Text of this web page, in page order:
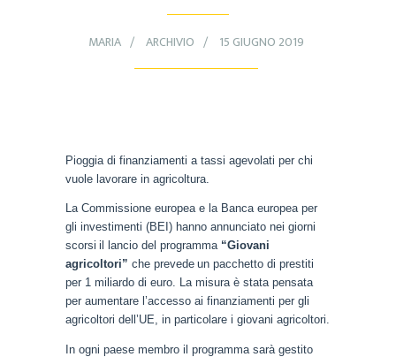
MARIA ARCHIVIO 15 GIUGNO 2019
Pioggia di finanziamenti a tassi agevolati per chi
vuole lavorare in agricoltura.
La Commissione europea e la Banca europea per
gli investimenti (BEI) hanno annunciato nei giorni
scorsi il lancio del programma “Giovani
agricoltori” che prevede un pacchetto di prestiti
per 1 miliardo di euro. La misura è stata pensata
per aumentare l’accesso ai finanziamenti per gli
agricoltori dell’UE, in particolare i giovani agricoltori.
In ogni paese membro il programma sarà gestito